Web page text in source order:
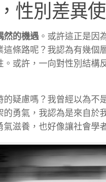
性別差異
然的機遇。或許這正是因
條路呢？我認為有幾
或許，一向對性別結
疑慮嗎？我曾經以為
勇氣，我認為是來自於
滋養，也好像讓社會學